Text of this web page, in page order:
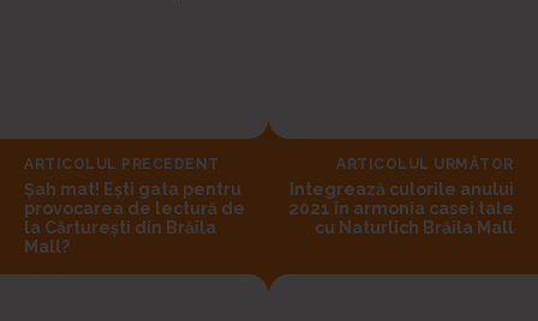
ARTICOLUL PRECEDENT
Șah mat! Ești gata pentru
provocarea de lectură de
la Cărturești din Brăila
Mall?
ARTICOLUL URMĂTOR
Integrează culorile anului
2021 în armonia casei tale
cu Naturlich Brăila Mall